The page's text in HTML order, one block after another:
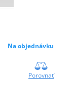
Na objednávku
Porovnať